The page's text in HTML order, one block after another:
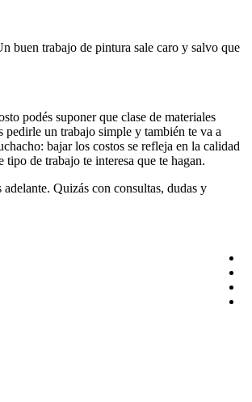
buen trabajo de pintura sale caro y salvo que
podés suponer que clase de materiales
pedirle un trabajo simple y también te va a
bajar los costos se refleja en la calidad
de trabajo te interesa que te hagan.
Quizás con consultas, dudas y